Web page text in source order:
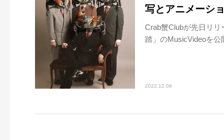
写とアニメーシ
Crab蟹Clubが先日リ
踏」のMusicVideoを
2022.12.08